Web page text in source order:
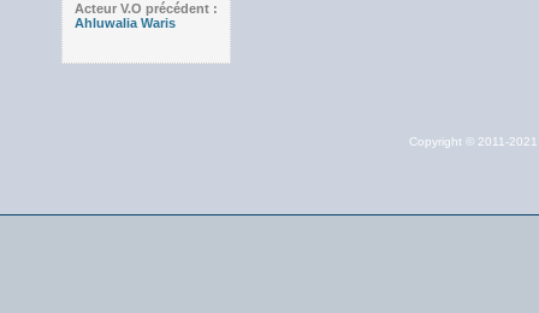
Acteur V.O précédent :
Ahluwalia Waris
Copyright © 2011-